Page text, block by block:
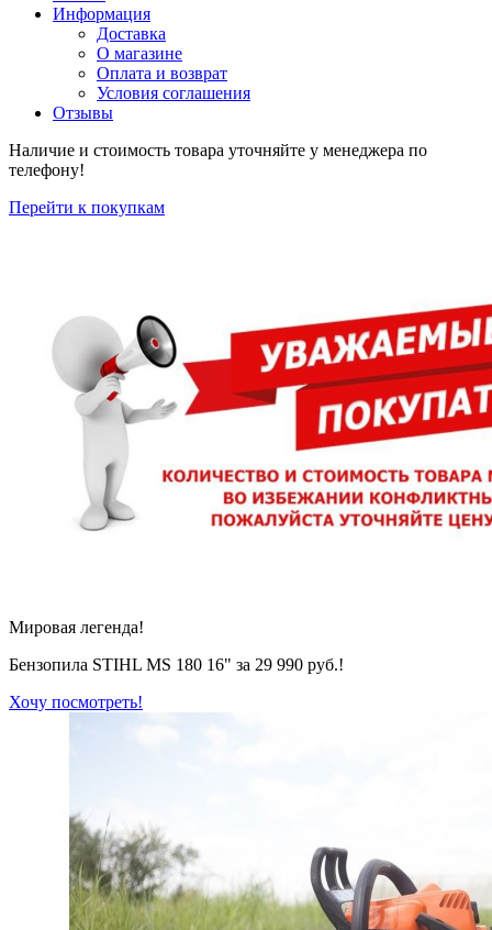
Информация
Доставка
О магазине
Оплата и возврат
Условия соглашения
Отзывы
Наличие и стоимость товара уточняйте у менеджера по
телефону!
Перейти к покупкам
Мировая легенда!
Бензопила STIHL MS 180 16" за 29 990 руб.!
Хочу посмотреть!